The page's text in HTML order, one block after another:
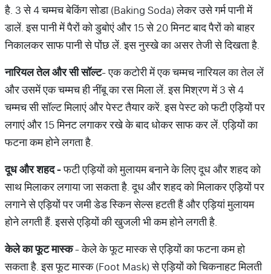
है. 3 से 4 चम्मच बेकिंग सोडा (Baking Soda) लेकर उसे गर्म पानी में
डालें. इस पानी में पैरों को डुबोएं और 15 से 20 मिनट बाद पैरों को बाहर
निकालकर साफ पानी से पोंछ लें. इस नुस्खे का असर तेजी से दिखता है.
नारियलतेलऔरसीसॉल्ट- एक कटोरी में एक चम्मच नारियल का तेल लें
और उसमें एक चम्मच ही नींबू का रस मिला लें. इस मिश्रण में 3 से 4
चम्मच सी सॉल्ट मिलाएं और पेस्ट तैयार करें. इस पेस्ट को फटी एड़ियों पर
लगाएं और 15 मिनट लगाकर रखे के बाद धोकर साफ कर लें. एड़ियों का
फटना कम होने लगता है.
दूधऔरशहद-फटी एड़ियों को मुलायम बनाने के लिए दूध और शहद को
साथ मिलाकर लगाया जा सकता है. दूध और शहद को मिलाकर एड़ियों पर
लगाने से एड़ियों पर जमी डेड स्किन सेल्स हटती हैं और एड़ियां मुलायम
होने लगती हैं. इससे एड़ियों की खुजली भी कम होने लगती है.
केलेकाफूटमास्क- केले के फूट मास्क से एड़ियों का फटना कम हो
सकता है. इस फूट मास्क (Foot Mask) से एड़ियों को चिकनाहट मिलती